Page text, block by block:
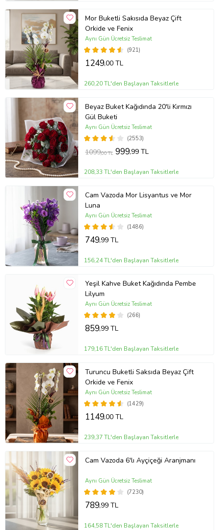
Mor Buketli Sakısıda Beyaz Çift
Orkide ve Fenix
(921)
Aynı Gün Ücretsiz Teslimat
1249,00 TL
260,20 TL'den Başlayan Taksitlerle
Beyaz Buket Kağıdında 20'li Kırmızı
Gül Buketi
(2553)
Aynı Gün Ücretsiz Teslimat
1099,00 TL 999,99 TL
208,33 TL'den Başlayan Taksitlerle
Cam Vazoda Mor Lisyantus ve Mor
Luna
(1486)
Aynı Gün Ücretsiz Teslimat
749,99 TL
156,24 TL'den Başlayan Taksitlerle
Yeşil Kahve Buket Kağıdında Pembe
Lilyum
(266)
Aynı Gün Ücretsiz Teslimat
859,99 TL
179,16 TL'den Başlayan Taksitlerle
Turuncu Buketli Saksıda Beyaz Çift
Orkide ve Fenix
(1429)
Aynı Gün Ücretsiz Teslimat
1149,00 TL
239,37 TL'den Başlayan Taksitlerle
Cam Vazoda 6'lı Ayçiçeği Aranjmanı
(7230)
Aynı Gün Ücretsiz Teslimat
789,99 TL
164,58 TL'den Başlayan Taksitlerle